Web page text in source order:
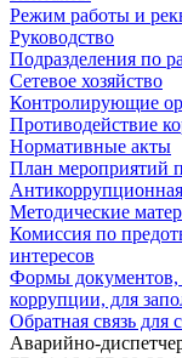
Режим работы и
Руководство
Подразделения по
Сетевое хозяйство
Контролирующие
Противодействие
Нормативные акты
План мероприятий
Антикоррупционная
Методические
Комиссия по
интересов
Формы документов,
коррупции, для
Обратная связь
Аварийно-